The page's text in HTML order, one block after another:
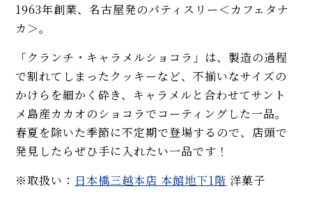
1963年創業、名古屋発のパティスリー＜カフェタナ
カ＞。
「クランチ・キャラメルショコラ」は、製造の過程
で割れてしまったクッキーなど、不揃いなサイズの
かけらを細かく砕き、キャラメルと合わせてサント
メ島産カカオのショコラでコーティングした一品。
春夏を除いた季節に不定期で登場するので、店頭で
発見したらぜひ手に入れたい一品です！
※取扱い： 日本橋三越本店 本館地下1階 洋菓子